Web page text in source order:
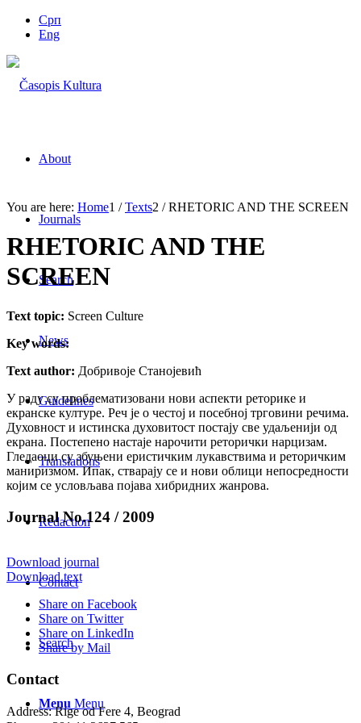
Срп
Eng
About
Journals
Search
News
Guidelines
Translations
Redaction
Contact
Search
Menu Menu
You are here: Home1 / Texts2 / RHETORIC AND THE SCREEN
RHETORIC AND THE
SCREEN
Text topic: Screen Culture
Key words:
Text author: Добривоје Станојевић
У раду су проблематизовани нови аспекти реторике и
екранске културе. Реч је о честој и посебној трговини речима.
Духовност и истинска духовитост постају све удаљенији од
екрана. Постепено настаје нарочити реторички нарцизам.
Гледаоци су збуњени еристичким лукавствима и реторичким
маниризмом. Ипак, стварају се и нови облици непосредности
којим се условљава појава хибридних жанрова.
Journal No.124 / 2009
Download journal
Download text
Share on Facebook
Share on Twitter
Share on LinkedIn
Share by Mail
Contact
Address: Rige od Fere 4, Beograd